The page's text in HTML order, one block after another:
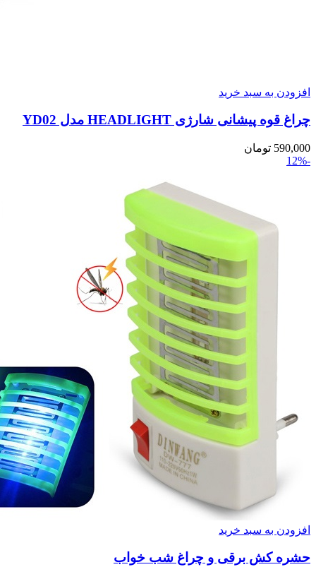
افزودن به سبد خرید
چراغ قوه پیشانی شارژی HEADLIGHT مدل YD02
590,000 تومان
-12%
افزودن به سبد خرید
حشره کش برقی و چراغ شب خواب